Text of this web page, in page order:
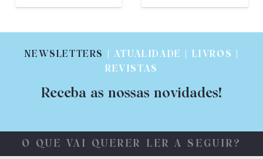
NEWSLETTERS
| ATUALIDADE | LIVROS |
REVISTAS
Receba as nossas novidades!
O QUE VAI QUERER LER A SEGUIR?